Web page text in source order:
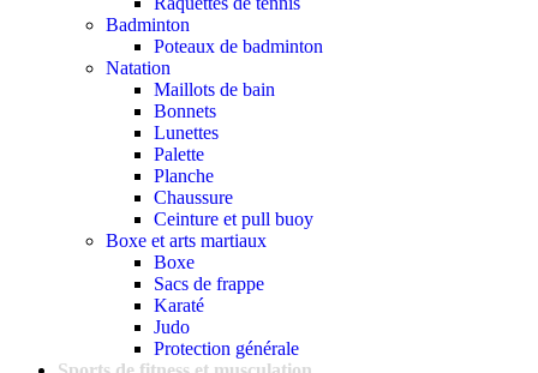
Badminton
Poteaux de badminton
Natation
Maillots de bain
Bonnets
Lunettes
Palette
Planche
Chaussure
Ceinture et pull buoy
Boxe et arts martiaux
Boxe
Sacs de frappe
Karaté
Judo
Protection générale